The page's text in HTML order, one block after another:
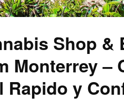
Shop &
Monterrey –
Rapido y